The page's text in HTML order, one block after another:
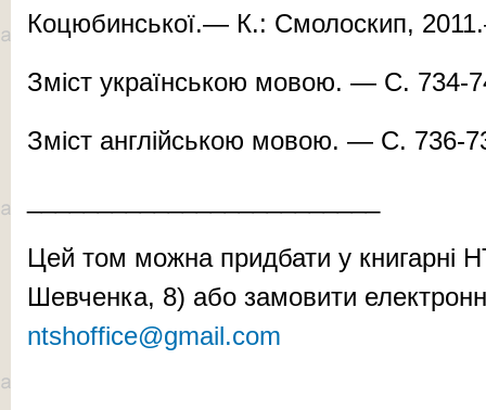
Коцюбинської.— К.: Смолоскип,
Зміст українською мовою. — С. 734-
Зміст англійською мовою. — С. 736-
Цей том можна придбати у книгарні
Шевченка, 8) або замовити
ntshoffice@gmail.com